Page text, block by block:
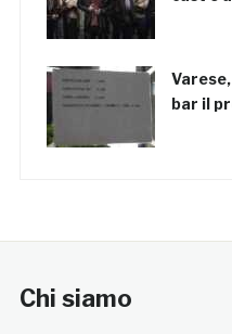
bar il
Chi siamo